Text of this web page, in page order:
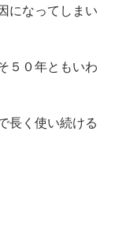
になってしまい
５０年ともいわ
長く使い続ける